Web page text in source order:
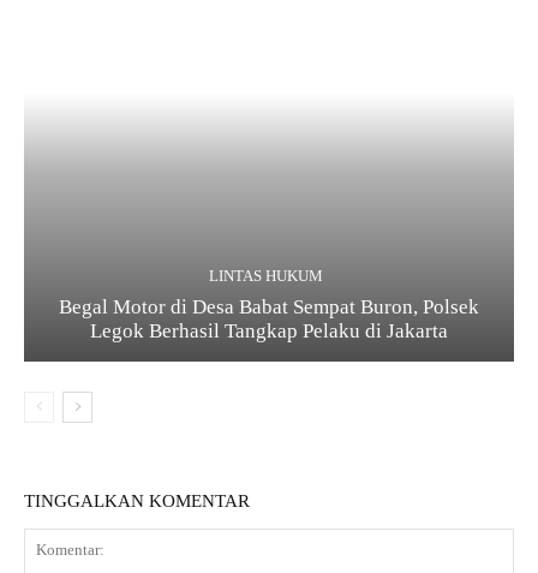
LINTAS HUKUM
Begal Motor di Desa Babat Sempat Buron, Polsek
Legok Berhasil Tangkap Pelaku di Jakarta
TINGGALKAN KOMENTAR